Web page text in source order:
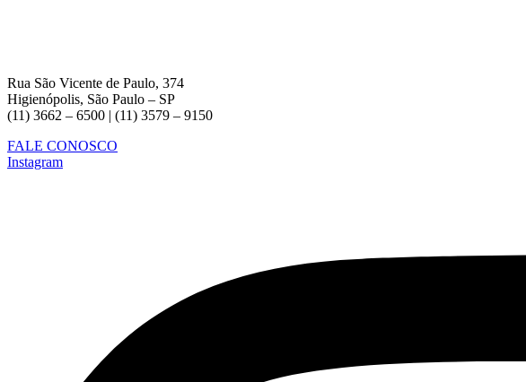
Rua São Vicente de Paulo, 374
Higienópolis, São Paulo – SP
(11) 3662 – 6500 | (11) 3579 – 9150
FALE CONOSCO
Instagram